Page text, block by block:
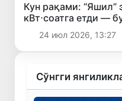
Кун рақами: “Яшил”
кВт⋅соатга етди —
давридагидан 23%га
24 июл 2026, 13:27
Сўнгги